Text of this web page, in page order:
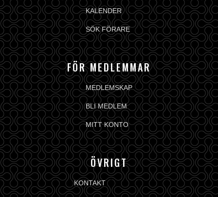
KALENDER
SÖK FÖRARE
FÖR MEDLEMMAR
MEDLEMSKAP
BLI MEDLEM
MITT KONTO
ÖVRIGT
KONTAKT